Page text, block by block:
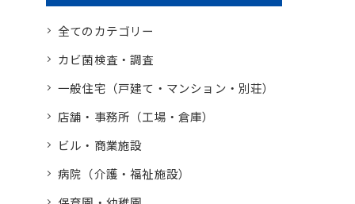
全てのカテゴリー
カビ菌検査・調査
一般住宅（戸建て・マンション・別荘）
店舗・事務所（工場・倉庫）
ビル・商業施設
病院（介護・福祉施設）